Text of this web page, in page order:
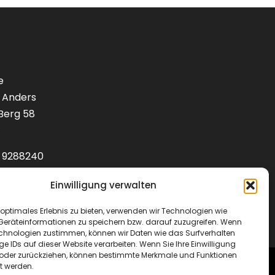
Einwilligung verwalten
Erlebnis zu bieten, verwenden wir Technologien wie
zu speichern bzw. darauf zuzugreifen. Wenn
zustimmen, können wir Daten wie das Surfverhalten
IDs auf dieser Website verarbeiten. Wenn Sie Ihre Einwilligung
zurückziehen, können bestimmte Merkmale und Funktionen
werden.
58
9288240